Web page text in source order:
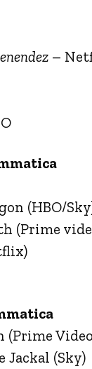
–
(HBO/
(Prime
Jackal (Sky)